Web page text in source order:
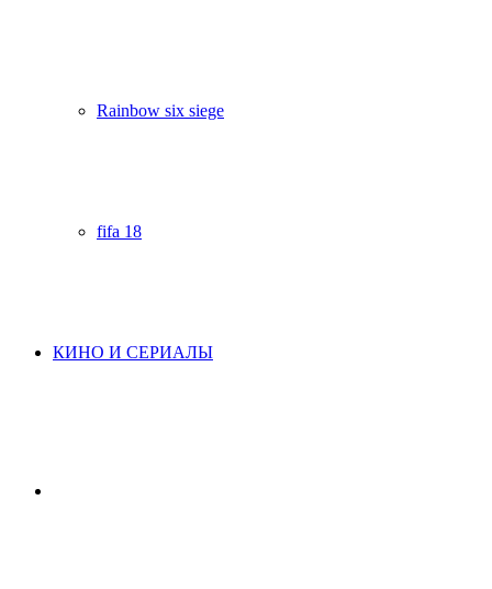
Rainbow six siege
fifa 18
КИНО И СЕРИАЛЫ